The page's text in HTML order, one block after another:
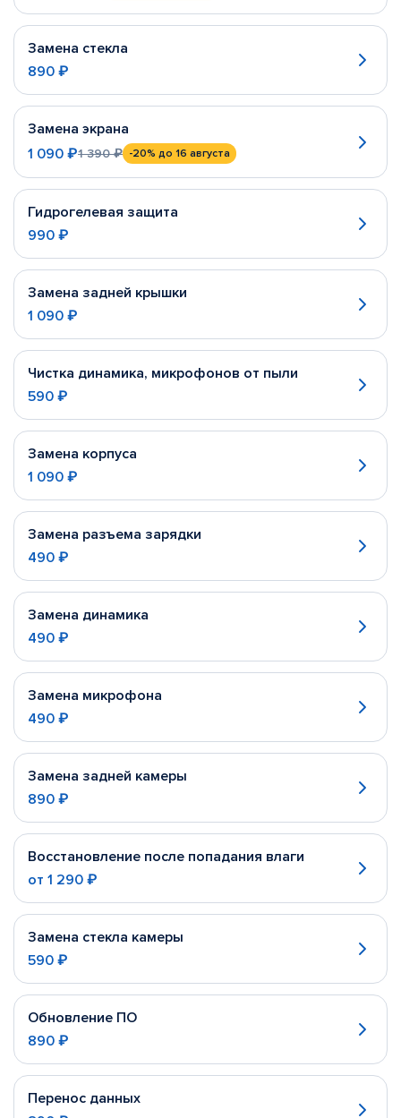
Замена стекла
890 ₽
Замена экрана
1 090 ₽1 390 ₽ -20% до 16 августа
Гидрогелевая защита
990 ₽
Замена задней крышки
1 090 ₽
Чистка динамика, микрофонов от пыли
590 ₽
Замена корпуса
1 090 ₽
Замена разъема зарядки
490 ₽
Замена динамика
490 ₽
Замена микрофона
490 ₽
Замена задней камеры
890 ₽
Восстановление после попадания влаги
от 1 290 ₽
Замена стекла камеры
590 ₽
Обновление ПО
890 ₽
Перенос данных